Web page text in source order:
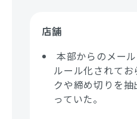
店舗
本部からのメー
ルール化されて
クや締め切りを
っていた。